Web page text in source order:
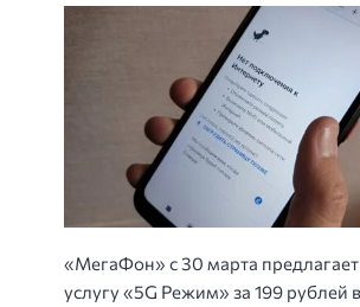
«МегаФон» с 30 марта
услугу «5G Режим» за 199 рублей